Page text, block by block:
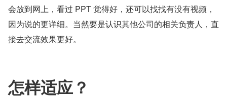
会放到网上，看过 PPT 觉得好，还可以找找有没有视频，
因为说的更详细。当然要是认识其他公司的相关负责人，直
接去交流效果更好。
怎样适应？